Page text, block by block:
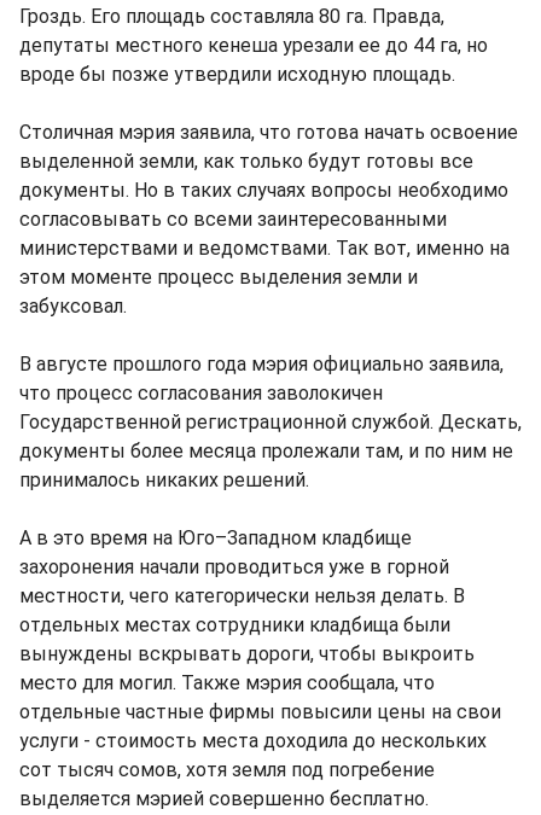
Гроздь. Его площадь составляла 80 га. Правда,
депутаты местного кенеша урезали ее до 44 га, но
вроде бы позже утвердили исходную площадь.
Столичная мэрия заявила, что готова начать освоение
выделенной земли, как только будут готовы все
документы. Но в таких случаях вопросы необходимо
согласовывать со всеми заинтересованными
министерствами и ведомствами. Так вот, именно на
этом моменте процесс выделения земли и
забуксовал.
В августе прошлого года мэрия официально заявила,
что процесс согласования заволокичен
Государственной регистрационной службой. Дескать,
документы более месяца пролежали там, и по ним не
принималось никаких решений.
А в это время на Юго–Западном кладбище
захоронения начали проводиться уже в горной
местности, чего категорически нельзя делать. В
отдельных местах сотрудники кладбища были
вынуждены вскрывать дороги, чтобы выкроить
место для могил. Также мэрия сообщала, что
отдельные частные фирмы повысили цены на свои
услуги - стоимость места доходила до нескольких
сот тысяч сомов, хотя земля под погребение
выделяется мэрией совершенно бесплатно.